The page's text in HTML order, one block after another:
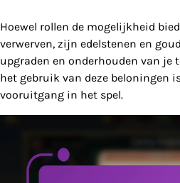
Hoewel rollen de mogelijkheid
verwerven, zijn edelstenen en
upgraden en onderhouden van je
het gebruik van deze beloningen
vooruitgang in het spel.